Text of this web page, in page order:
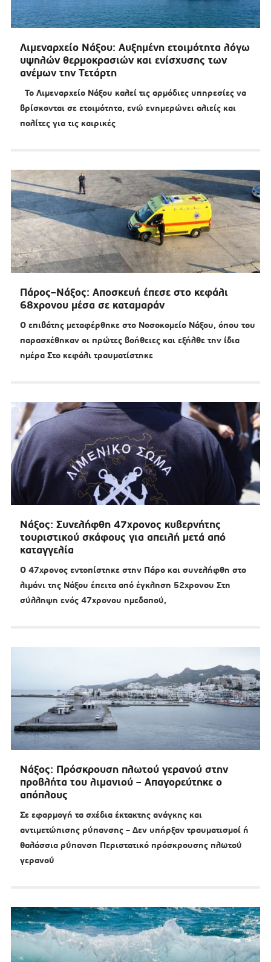
Λιμεναρχείο Νάξου: Αυξημένη ετοιμότητα λόγω
υψηλών θερμοκρασιών και ενίσχυσης των
ανέμων την Τετάρτη
Το Λιμεναρχείο Νάξου καλεί τις αρμόδιες υπηρεσίες να
βρίσκονται σε ετοιμότητα, ενώ ενημερώνει αλιείς και
πολίτες για τις καιρικές
Πάρος–Νάξος: Αποσκευή έπεσε στο κεφάλι
68χρονου μέσα σε καταμαράν
Ο επιβάτης μεταφέρθηκε στο Νοσοκομείο Νάξου, όπου του
παρασχέθηκαν οι πρώτες βοήθειες και εξήλθε την ίδια
ημέρα Στο κεφάλι τραυματίστηκε
Νάξος: Συνελήφθη 47χρονος κυβερνήτης
τουριστικού σκάφους για απειλή μετά από
καταγγελία
Ο 47χρονος εντοπίστηκε στην Πάρο και συνελήφθη στο
λιμάνι της Νάξου έπειτα από έγκληση 52χρονου Στη
σύλληψη ενός 47χρονου ημεδαπού,
Νάξος: Πρόσκρουση πλωτού γερανού στην
προβλήτα του λιμανιού – Απαγορεύτηκε ο
απόπλους
Σε εφαρμογή τα σχέδια έκτακτης ανάγκης και
αντιμετώπισης ρύπανσης – Δεν υπήρξαν τραυματισμοί ή
θαλάσσια ρύπανση Περιστατικό πρόσκρουσης πλωτού
γερανού